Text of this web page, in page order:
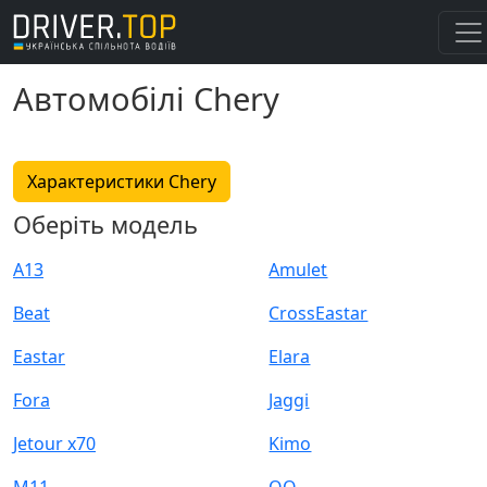
Автомобілі Chery
Характеристики Chery
Оберіть модель
A13
Amulet
Beat
CrossEastar
Eastar
Elara
Fora
Jaggi
Jetour x70
Kimo